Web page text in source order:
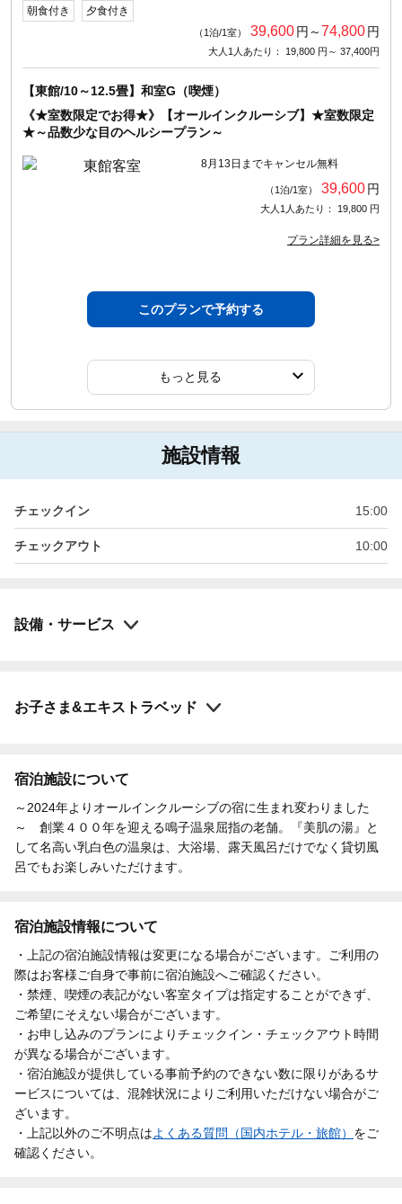
朝食付き 夕食付き
（1泊/1室） 39,600円～74,800円
大人1人あたり： 19,800 円～ 37,400円
【東館/10～12.5畳】和室G（喫煙）
《★室数限定でお得★》【オールインクルーシブ】★室数限定
★～品数少な目のヘルシープラン～
8月13日までキャンセル無料
（1泊/1室） 39,600円
大人1人あたり： 19,800 円
プラン詳細を見る>
このプランで予約する
もっと見る
施設情報
チェックイン 15:00
チェックアウト 10:00
設備・サービス
お子さま&エキストラベッド
宿泊施設について
～2024年よりオールインクルーシブの宿に生まれ変わりました
～ 創業４００年を迎える鳴子温泉屈指の老舗。『美肌の湯』と
して名高い乳白色の温泉は、大浴場、露天風呂だけでなく貸切風
呂でもお楽しみいただけます。
宿泊施設情報について
・上記の宿泊施設情報は変更になる場合がございます。ご利用の
際はお客様ご自身で事前に宿泊施設へご確認ください。
・禁煙、喫煙の表記がない客室タイプは指定することができず、
ご希望にそえない場合がございます。
・お申し込みのプランによりチェックイン・チェックアウト時間
が異なる場合がございます。
・宿泊施設が提供している事前予約のできない数に限りがあるサ
ービスについては、混雑状況によりご利用いただけない場合がご
ざいます。
・上記以外のご不明点はよくある質問（国内ホテル・旅館） をご
確認ください。